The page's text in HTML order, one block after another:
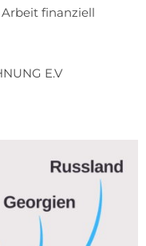
finanziell
E.V